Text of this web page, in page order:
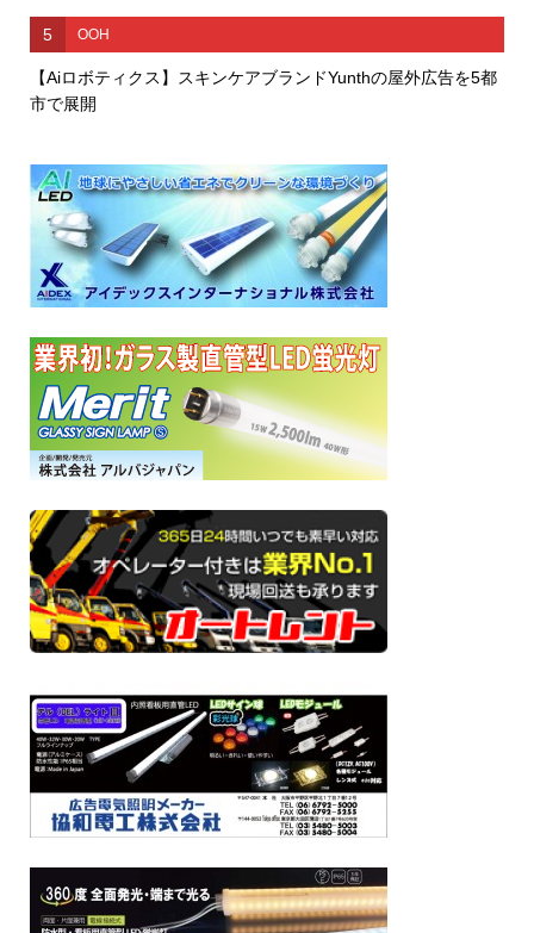
5 OOH
【Aiロボティクス】スキンケアブランドYunthの屋外広告を5都
市で展開